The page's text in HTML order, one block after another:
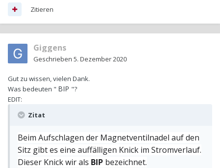
Zitieren
Giggens
Geschrieben 5. Dezember 2020
Gut zu wissen, vielen Dank.
Was bedeuten " BIP "?
EDIT:
Zitat
Beim Aufschlagen der Magnetventilnadel auf den
Sitz gibt es eine auffälligen Knick im Stromverlauf.
Dieser Knick wir als BIP bezeichnet.